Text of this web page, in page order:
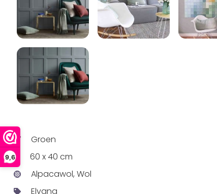
9,6
Groen
60 x 40 cm
Alpacawol, Wol
Elvang